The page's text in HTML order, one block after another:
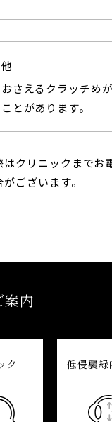
おさえるクラッチめ
とがあります。
クリニックまでお
ございます。
案内
ク 低侵襲緑